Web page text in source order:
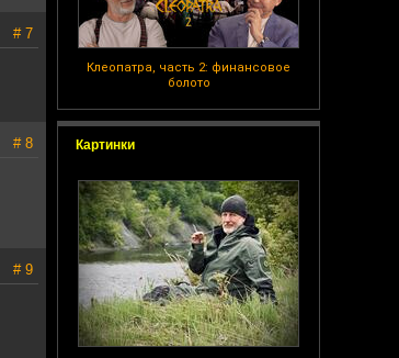
Клеопатра, часть 2: финансовое
болото
Картинки
# 7
# 8
# 9